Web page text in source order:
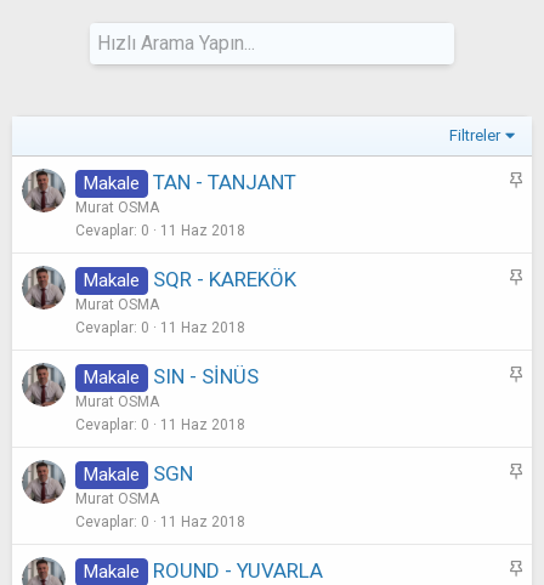
Filtreler
S
t
Makale TAN - TANJANT
Murat OSMA
Cevaplar 0 11 Haz 2018
S
t
Makale SQR - KAREKÖK
Murat OSMA
Cevaplar 0 11 Haz 2018
S
t
Makale SIN - SİNÜS
Murat OSMA
Cevaplar 0 11 Haz 2018
S
t
Makale SGN
Murat OSMA
Cevaplar 0 11 Haz 2018
S
Makale ROUND - YUVARLA